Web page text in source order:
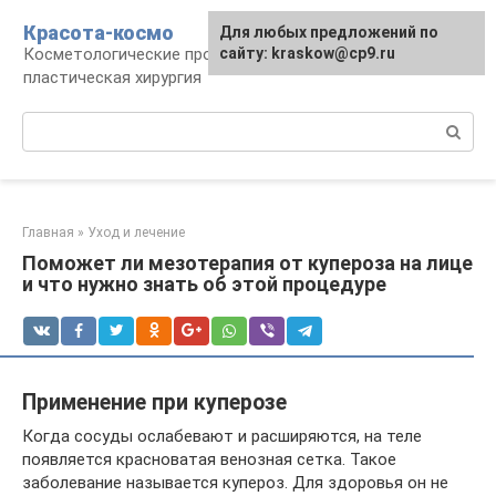
контенту
Красота-космо
Косметологические процедуры,
пластическая хирургия
Главная » Уход и лечение
Поможет ли мезотерапия от купероза на лице
и что нужно знать об этой процедуре
Применение при куперозе
Когда сосуды ослабевают и расширяются, на теле
появляется красноватая венозная сетка. Такое
заболевание называется купероз. Для здоровья он не
Для любых предложений по
сайту: kraskow@cp9.ru